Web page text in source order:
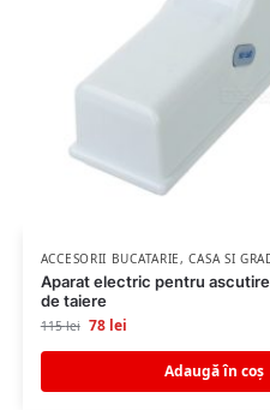
ACCESORII BUCATARIE,CASA SI
Aparat electric pentru
de taiere
115lei 78 lei
Adaugă în coș